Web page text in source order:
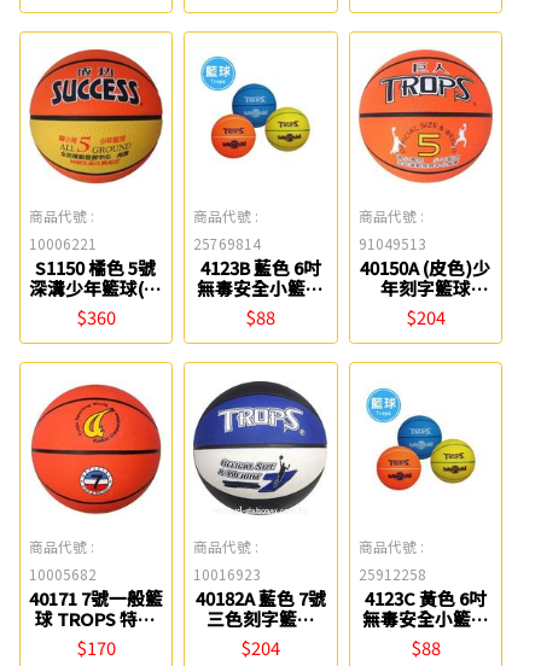
商品代號 :
10006221
S1150 橘色 5號
深溝少年籃球(國
小專用) Success
成功
$360
商品代號 :
25769814
4123B 藍色 6吋
無毒安全小籃球
TROPS 特波士
$88
商品代號 :
91049513
40150A (皮色)少
年刻字籃球
Success成功
$204
商品代號 :
10005682
40171 7號一般籃
球 TROPS 特波
士
$170
商品代號 :
10016923
40182A 藍色 7號
三色刻字籃球
TROPS 特波士
$204
商品代號 :
25912258
4123C 黃色 6吋
無毒安全小籃球
TROPS 特波士
$88